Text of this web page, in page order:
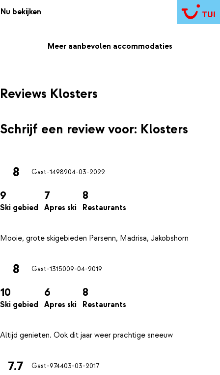
Nu bekijken
Meer aanbevolen accommodaties
Reviews Klosters
Schrijf een review voor: Klosters
8 Gast-1498204-03-2022
9
Ski gebied
7
Apres ski
8
Restaurants
8 Gast-1315009-04-2019
10
Ski gebied
6
Apres ski
8
Restaurants
7.7 Gast-974403-03-2017